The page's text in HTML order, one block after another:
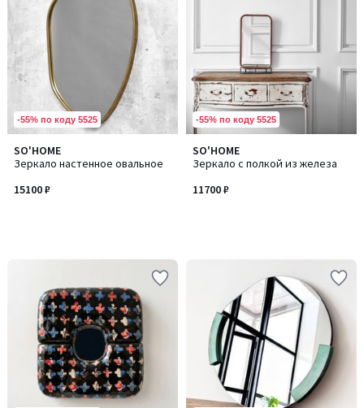
-55% по коду 5525
SO'HOME
Зеркало настенное овальное
15100 ₽
-55% по коду 5525
SO'HOME
Зеркало с полкой из железа
11700 ₽